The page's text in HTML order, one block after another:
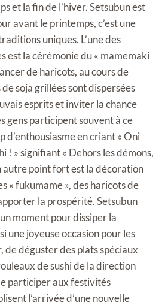
et la fin de l’hiver. Setsubun est
avant le printemps, c’est une
uniques. L’une des
est la cérémonie du « mamemaki
de haricots, au cours de
soja grillées sont dispersées
esprits et inviter la chance
gens participent souvent à ce
d’enthousiasme en criant « Oni
! » signifiant « Dehors les démons,
autre point fort est la décoration
« fukumame », des haricots de
la prospérité. Setsubun
moment pour dissiper la
une joyeuse occasion pour les
de déguster des plats spéciaux
de sushi de la direction
participer aux festivités
l’arrivée d’une nouvelle